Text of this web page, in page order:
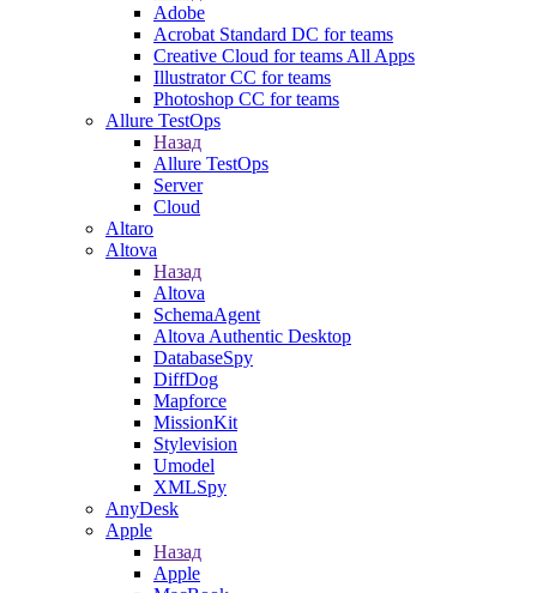
Adobe
Acrobat Standard DC for teams
Creative Cloud for teams All Apps
Illustrator CC for teams
Photoshop CC for teams
Allure TestOps
Назад
Allure TestOps
Server
Cloud
Altaro
Altova
Назад
Altova
SchemaAgent
Altova Authentic Desktop
DatabaseSpy
DiffDog
Mapforce
MissionKit
Stylevision
Umodel
XMLSpy
AnyDesk
Apple
Назад
Apple